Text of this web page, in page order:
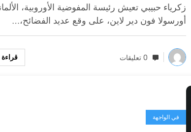
زكرياء حبيبي تعيش رئيسة المفوضية الأوروبية،
أورسولا فون دير لاين، على وقع عديد الفضائح،…
0 تعليقات قراءة
في الواجهة